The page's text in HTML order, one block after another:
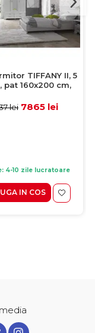
TIFFANY II, 5
pat 160x200 cm,
2 noptiere, crem
lei 7865 lei
4-10 zile lucratoare
IN COS